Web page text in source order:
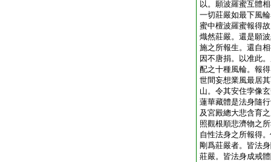
以。願波羅蜜互體
一切莊嚴如最下風
蜜中檀波羅蜜報得
熾然莊嚴。還是願
施之所報生。還自
因不唐捐。以准此
配之十種風輪。報
世間妄想業風最居
山。令其安住孛像
蓮華藏體是法身隨
及宮殿總大悲含育
照觀根順悲濟物之
自性法身之所報得
剛爲莊嚴者。皆法
莊嚴。皆法身成戒